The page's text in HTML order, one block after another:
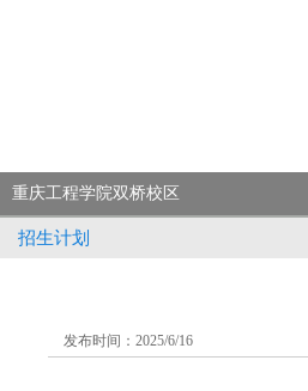
重庆工程学院双桥校区
招生计划
发布时间：2025/6/16